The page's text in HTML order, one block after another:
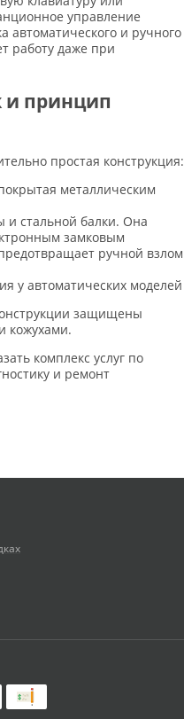
управление
автоматического и ручного
работу даже при
и принцип
простая конструкция:
металлическим
и стальной балки. Она
замковым
ручной взлом
у автоматических моделей
защищены
кожухами.
комплекс услуг по
и ремонт